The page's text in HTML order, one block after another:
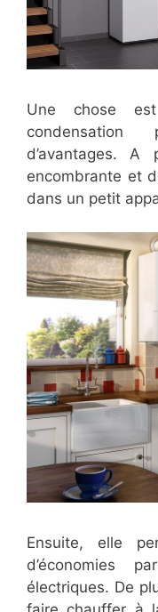
Une chose
d’avantages.
encombrante et
dans un petit
Ensuite, elle
d’économies
électriques. De